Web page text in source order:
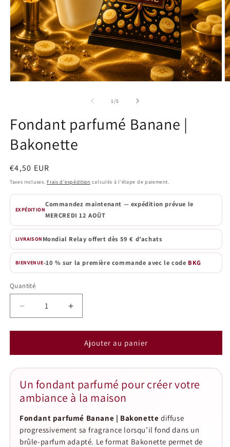
une
fenêtre
modale
1 /de
5
Fondant parfumé Banane |
Bakonette
Prix
habituel
€4,50 EUR
Taxes incluses. Frais d'expédition calculés à l'étape de paiement.
EXPÉDITION
Commandez maintenant — expédition prévue le
MERCREDI 12 AOÛT
LIVRAISON Mondial Relay offert dès 59 € d’achats
BIENVENUE-10 % sur la première commande avec le code BKG
Quantité
Quantité
Réduire
la
quantité
Fondant
|
Bakonette
Augmenter
la
quantité
Fondant
|
Bakonette
Ajouter au panier
Un fondant parfumé pour créer votre
ambiance à la maison
Fondant parfumé Banane | Bakonette diffuse
progressivement sa fragrance lorsqu’il fond dans un
brûle-parfum adapté. Le format Bakonette permet de